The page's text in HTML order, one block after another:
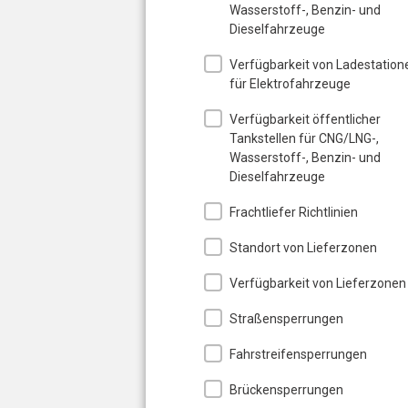
Wasserstoff-, Benzin- und
Dieselfahrzeuge
Verfügbarkeit von
für Elektrofahrzeuge
Verfügbarkeit öffentlicher
Tankstellen für CNG/LNG-,
Wasserstoff-, Benzin- und
Dieselfahrzeuge
Frachtliefer Richtlinien
Standort von Lieferzonen
Verfügbarkeit von Lieferzonen
Straßensperrungen
Fahrstreifensperrungen
Brückensperrungen